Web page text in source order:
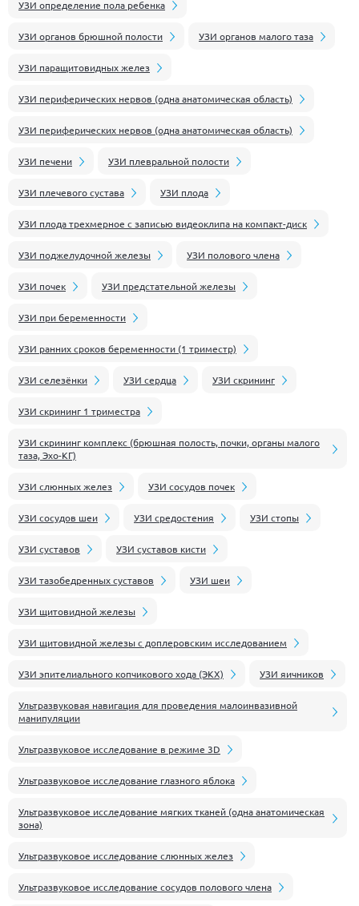
УЗИ определение пола ребенка
УЗИ органов брюшной полости УЗИ органов малого таза
УЗИ паращитовидных желез
УЗИ периферических нервов (одна анатомическая область)
УЗИ периферических нервов (одна анатомическая область)
УЗИ печени УЗИ плевральной полости
УЗИ плечевого сустава УЗИ плода
УЗИ плода трехмерное с записью видеоклипа на компакт-диск
УЗИ поджелудочной железы УЗИ полового члена
УЗИ почек УЗИ предстательной железы
УЗИ при беременности
УЗИ ранних сроков беременности (1 триместр)
УЗИ селезёнки УЗИ сердца УЗИ скрининг
УЗИ скрининг 1 триместра
УЗИ скрининг комплекс (брюшная полость, почки, органы малого
таза, Эхо-КГ)
УЗИ слюнных желез УЗИ сосудов почек
УЗИ сосудов шеи УЗИ средостения УЗИ стопы
УЗИ суставов УЗИ суставов кисти
УЗИ тазобедренных суставов УЗИ шеи
УЗИ щитовидной железы
УЗИ щитовидной железы с доплеровским исследованием
УЗИ эпителиального копчикового хода (ЭКХ) УЗИ яичников
Ультразвуковая навигация для проведения малоинвазивной
манипуляции
Ультразвуковое исследование в режиме 3D
Ультразвуковое исследование глазного яблока
Ультразвуковое исследование мягких тканей (одна анатомическая
зона)
Ультразвуковое исследование слюнных желез
Ультразвуковое исследование сосудов полового члена